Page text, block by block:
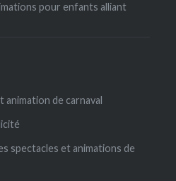
pour enfants alliant
animation de carnaval
spectacles et animations de